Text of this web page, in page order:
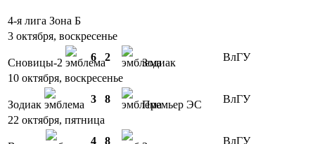
4-я лига Зона Б
3 октября, воскресенье
Сновицы-2 6 2 Зодиак
ВлГУ
10 октября, воскресенье
Зодиак 3 8 Премьер ЭС
ВлГУ
22 октября, пятница
4 8
ВлГУ